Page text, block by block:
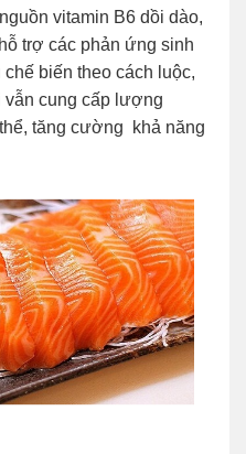
vitamin B6 dồi dào,
trợ các phản ứng sinh
biến theo cách luộc,
cung cấp lượng
tăng cường khả năng